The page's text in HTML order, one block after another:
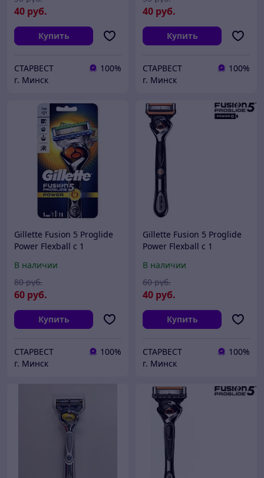
мужской
40 руб.
Купить
СТАРВЕСТ
100%
г. Минск
40 руб.
Купить
СТАРВЕСТ
100%
г. Минск
Gillette Fusion 5 Proglide
Power Flexball с 1
для бритья мужской на
батарейке
В наличии
60 руб.
80 руб.
Купить
СТАРВЕСТ
100%
г. Минск
Gillette Fusion 5 Proglide
Power Flexball с 1
Бритва / Станок для
бритья мужской
В наличии
40 руб.
60 руб.
Купить
СТАРВЕСТ
100%
г. Минск